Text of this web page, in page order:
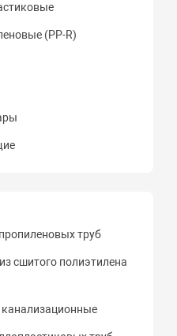
(PP-R)
труб
сшитого полиэтилена